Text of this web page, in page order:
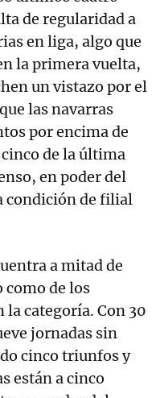
de regularidad a
en liga, algo que
la primera vuelta,
un vistazo por el
las navarras
por encima de
de la última
en poder del
condición de filial
a mitad de
como de los
la categoría. Con 30
jornadas sin
cinco triunfos y
están a cinco